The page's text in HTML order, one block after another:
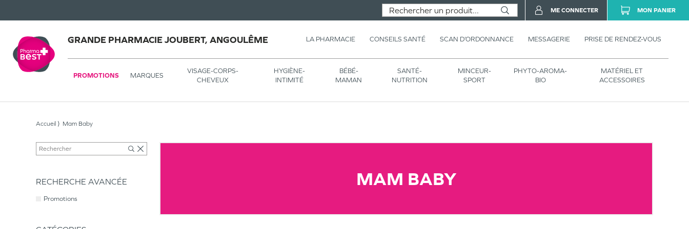
GRANDE PHARMACIE JOUBERT, ANGOULÊME LA PHARMACIE CONSEILS SANTÉ SCAN D’ORDONNANCE MESSAGERIE PRISE DE RENDEZ-VOUS
PROMOTIONS MARQUES
VISAGE-CORPS-
CHEVEUX
HYGIÈNE-
INTIMITÉ
BÉBÉ-
MAMAN
SANTÉ-
NUTRITION
MINCEUR-
SPORT
PHYTO-AROMA-
BIO
MATÉRIEL ET
ACCESSOIRES
ME CONNECTER MON PANIER
Accueil Mam Baby
RECHERCHE AVANCÉE
Promotions
MAM BABY